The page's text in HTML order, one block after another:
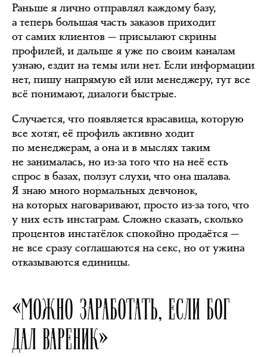
Раньше я лично отправлял каждому базу,
а теперь большая часть заказов приходит
от самих клиентов — присылают скрины
профилей, и дальше я уже по своим каналам
узнаю, ездит на темы или нет. Если информации
нет, пишу напрямую ей или менеджеру, тут все
всё понимают, диалоги быстрые.
Случается, что появляется красавица, которую
все хотят, её профиль активно ходит
по менеджерам, а она и в мыслях таким
не занималась, но из-за того что на неё есть
спрос в базах, ползут слухи, что она шалава.
Я знаю много нормальных девчонок,
на которых наговаривают, просто из-за того, что
у них есть инстаграм. Сложно сказать, сколько
процентов инстатёлок спокойно продаётся —
не все сразу соглашаются на секс, но от ужина
отказываются единицы.
«МОЖНО ЗАРАБОТАТЬ, ЕСЛИ БОГ
ДАЛ ВАРЕНИК»